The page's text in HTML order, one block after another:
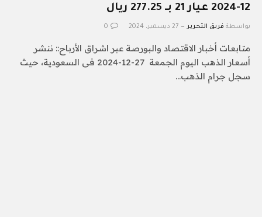
12-2024 عيار 21 بـ 277.25 ريال
بواسطة فريق التحرير 27 ديسمبر، 2024 0
متابعات أخبار الاقتصاد والبورصة عبر اشراق الأرباح:: ننشر
أسعار الذهب اليوم الجمعة 27-12-2024 فى السعودية، حيث
سجل جرام الذهب…